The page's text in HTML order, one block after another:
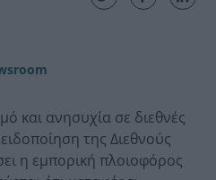
και ανησυχία σε διεθνές
της Διεθνούς
η εμπορική πλοιοφόρος